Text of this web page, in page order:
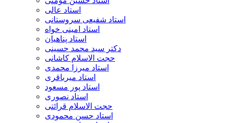
استاد عالی
استاد شفیعی سروستانی
استاد امینی خواه
استاد پناهیان
دکتر سید محمد حسینی
حجت الاسلام کاشانی
استاد میرزا محمدی
استاد میرباقری
استاد پور مسعود
استاد نصوری
حجت الاسلام قرائتی
استاد حسن محمودی